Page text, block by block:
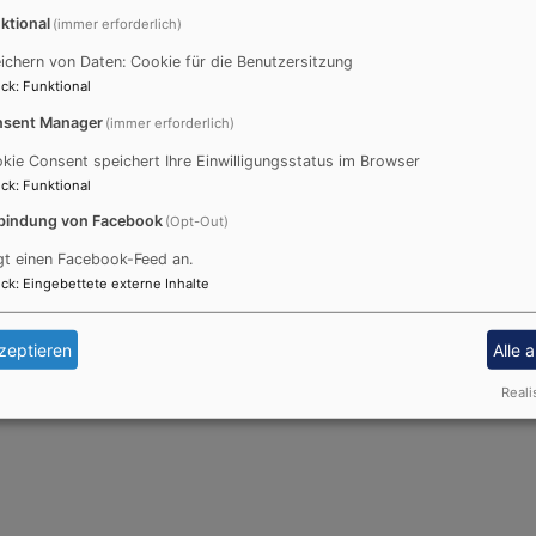
über unser Formular (im grauen Balken oben
an einer unserer Kontaktadressen!
(immer erforderlich)
von Daten: Cookie für die Benutzersitzung
: Funktional
Manager (immer erforderlich)
Consent speichert Ihre Einwilligungsstatus im Browser
: Funktional
von Facebook (Opt-Out)
einen Facebook-Feed an.
: Eingebettete externe Inhalte
Alle